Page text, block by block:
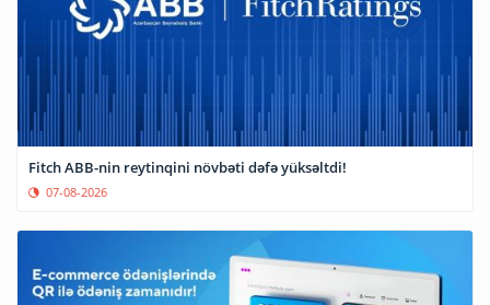
Fitch ABB-nin reytinqini növbəti dəfə yüksəltdi!
07-08-2026